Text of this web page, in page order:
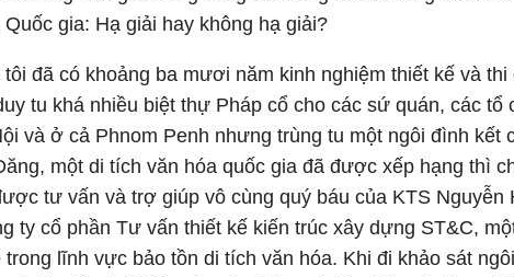
gia: Hạ giải hay không hạ giải?
đã có khoảng ba mươi năm kinh nghiệm thiết kế và thi
tu khá nhiều biệt thự Pháp cổ cho các sứ quán, các tổ
và ở cả Phnom Penh nhưng trùng tu một ngôi đình kết
một di tích văn hóa quốc gia đã được xếp hạng thì
tư vấn và trợ giúp vô cùng quý báu của KTS Nguyễn
ty cổ phần Tư vấn thiết kế kiến trúc xây dựng ST&C,
lĩnh vực bảo tồn di tích văn hóa. Khi đi khảo sát